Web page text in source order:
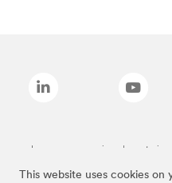
This website uses cookies
Las marcas mencionadas